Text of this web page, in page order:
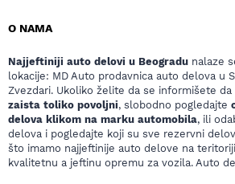
O NAMA
Najjeftiniji auto delovi u Beogradu nalaze
lokacije: MD Auto prodavnica auto delova u
Zvezdari. Ukoliko želite da se informišete da
zaista toliko povoljni, slobodno pogledajte
delova klikom na marku automobila, ili
delova i pogledajte koji su sve rezervni
što imamo najjeftinije auto delove na
kvalitetnu a jeftinu opremu za vozila. Auto